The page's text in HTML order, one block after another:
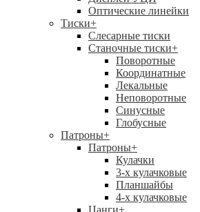
Оптические линейки
Тиски+
Слесарные тиски
Станочные тиски+
Поворотные
Координатные
Лекальные
Неповоротные
Синусные
Глобусные
Патроны+
Патроны+
Кулачки
3-х кулачковые
Планшайбы
4-х кулачковые
Цанги+